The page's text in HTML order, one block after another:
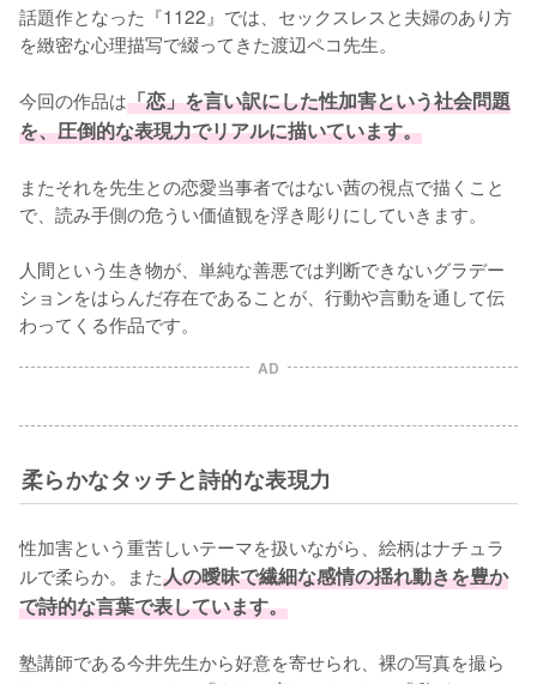
話題作となった『1122』では、セックスレスと夫婦のあり方
を緻密な心理描写で綴ってきた渡辺ペコ先生。
今回の作品は「恋」を言い訳にした性加害という社会問題
を、圧倒的な表現力でリアルに描いています。
またそれを先生との恋愛当事者ではない茜の視点で描くこと
で、読み手側の危うい価値観を浮き彫りにしていきます。
人間という生き物が、単純な善悪では判断できないグラデー
ションをはらんだ存在であることが、行動や言動を通して伝
わってくる作品です。
AD
柔らかなタッチと詩的な表現力
性加害という重苦しいテーマを扱いながら、絵柄はナチュラ
ルで柔らか。また人の曖昧で繊細な感情の揺れ動きを豊か
で詩的な言葉で表しています。
塾講師である今井先生から好意を寄せられ、裸の写真を撮ら